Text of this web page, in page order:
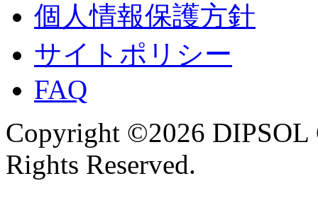
個人情報保護方針
サイトポリシー
FAQ
Copyright ©2026
Rights Reserved.